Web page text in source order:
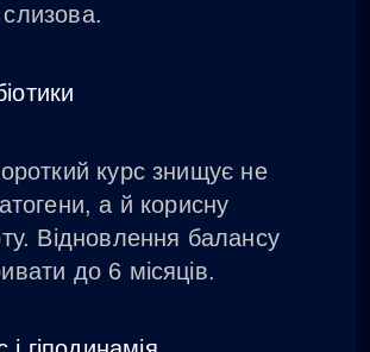
курс знищує не
а й корисну
Відновлення балансу
до 6 місяців.